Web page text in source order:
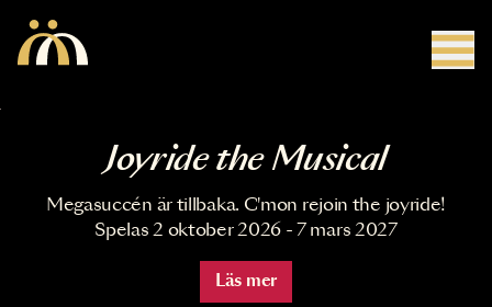
Joyride the Musical
Megasuccén är tillbaka. C'mon rejoin the joyride!
Spelas 2 oktober 2026 - 7 mars 2027
Läs mer